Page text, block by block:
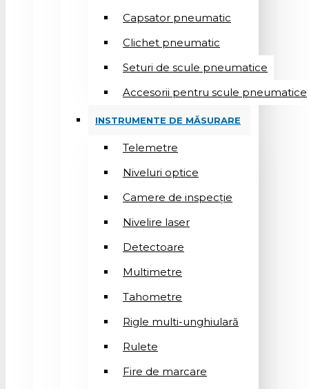
Capsator pneumatic
Clichet pneumatic
Seturi de scule pneumatice
Accesorii pentru scule pneumatice
INSTRUMENTE DE MĂSURARE
Telemetre
Niveluri optice
Camere de inspecție
Nivelire laser
Detectoare
Multimetre
Tahometre
Rigle multi-unghiulară
Rulete
Fire de marcare